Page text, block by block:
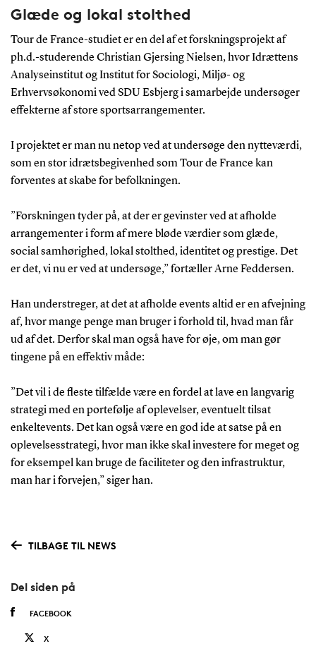
Glæde og lokal stolthed
Tour de France-studiet er en del af et forskningsprojekt af
ph.d.-studerende Christian Gjersing Nielsen, hvor Idrættens
Analyseinstitut og Institut for Sociologi, Miljø- og
Erhvervsøkonomi ved SDU Esbjerg i samarbejde undersøger
effekterne af store sportsarrangementer.
I projektet er man nu netop ved at undersøge den nytteværdi,
som en stor idrætsbegivenhed som Tour de France kan
forventes at skabe for befolkningen.
”Forskningen tyder på, at der er gevinster ved at afholde
arrangementer i form af mere bløde værdier som glæde,
social samhørighed, lokal stolthed, identitet og prestige. Det
er det, vi nu er ved at undersøge,” fortæller Arne Feddersen.
Han understreger, at det at afholde events altid er en afvejning
af, hvor mange penge man bruger i forhold til, hvad man får
ud af det. Derfor skal man også have for øje, om man gør
tingene på en effektiv måde:
”Det vil i de fleste tilfælde være en fordel at lave en langvarig
strategi med en portefølje af oplevelser, eventuelt tilsat
enkeltevents. Det kan også være en god ide at satse på en
oplevelsesstrategi, hvor man ikke skal investere for meget og
for eksempel kan bruge de faciliteter og den infrastruktur,
man har i forvejen,” siger han.
TILBAGE TIL NEWS
Del siden på
FACEBOOK
X